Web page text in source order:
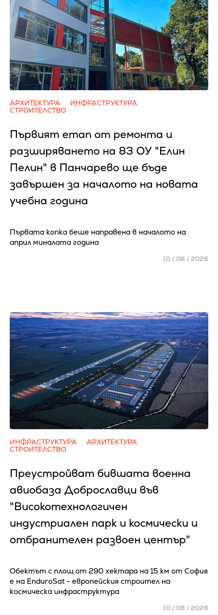
АРХИТЕКТУРА
ИНФРАСТРУКТУРА
СТРОИТЕЛСТВО
Първият етап от ремонта и
разширяването на 83 ОУ "Елин
Пелин" в Панчарево ще бъде
завършен за началото на новата
учебна година
Първата копка беше направена в началото на
април миналата година
10 / 08 / 2026
ИНФРАСТРУКТУРА
АРХИТЕКТУРА
СТРОИТЕЛСТВО
Преустройват бившата военна
авиобаза Доброславци във
"Високотехнологичен
индустриален парк и космически и
отбранителен развоен център"
Обектът с площ от 290 хектара на 15 км от София
е на EnduroSat - европейския строител на
космическа инфраструктура
10 / 08 / 2026